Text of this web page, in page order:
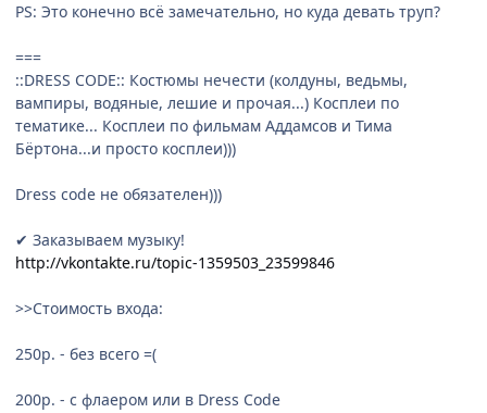
PS: Это конечно всё замечательно, но куда девать труп?
===
::DRESS CODE:: Костюмы нечести (колдуны, ведьмы,
вампиры, водяные, лешие и прочая...) Косплеи по
тематике... Косплеи по фильмам Аддамсов и Тима
Бёртона...и просто косплеи)))
Dress code не обязателен)))
✔ Заказываем музыку!
http://vkontakte.ru/topic-1359503_23599846
>>Стоимость входа:
250р. - без всего =(
200р. - с флаером или в Dress Code